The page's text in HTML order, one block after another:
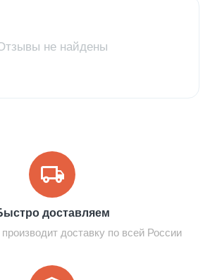
не найдены
доставляем
доставку по всей России